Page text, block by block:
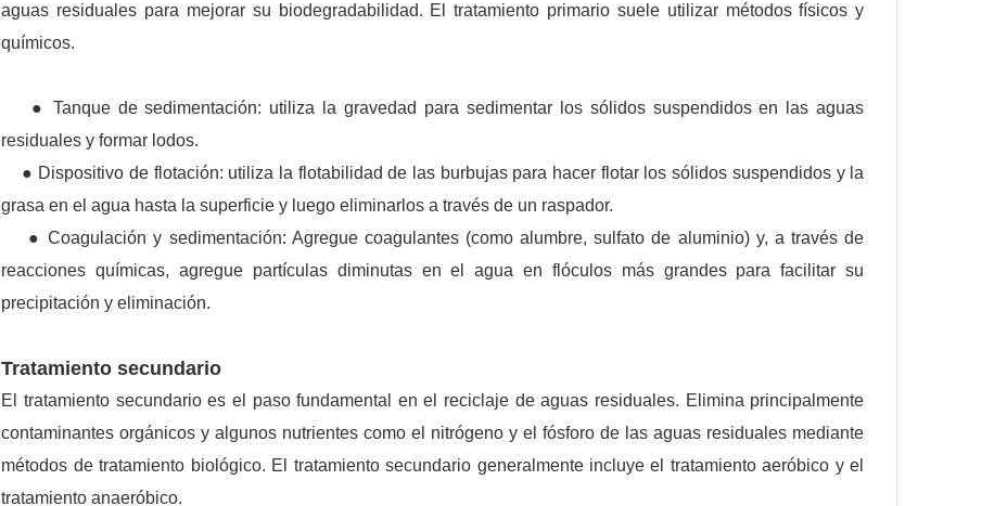
aguas residuales para mejorar su biodegradabilidad. El tratamiento primario suele utilizar métodos físicos y
químicos.
● Tanque de sedimentación: utiliza la gravedad para sedimentar los sólidos suspendidos en las aguas
residuales y formar lodos.
● Dispositivo de flotación: utiliza la flotabilidad de las burbujas para hacer flotar los sólidos suspendidos y la
grasa en el agua hasta la superficie y luego eliminarlos a través de un raspador.
● Coagulación y sedimentación: Agregue coagulantes (como alumbre, sulfato de aluminio) y, a través de
reacciones químicas, agregue partículas diminutas en el agua en flóculos más grandes para facilitar su
precipitación y eliminación.
Tratamiento secundario
El tratamiento secundario es el paso fundamental en el reciclaje de aguas residuales. Elimina principalmente
contaminantes orgánicos y algunos nutrientes como el nitrógeno y el fósforo de las aguas residuales mediante
métodos de tratamiento biológico. El tratamiento secundario generalmente incluye el tratamiento aeróbico y el
tratamiento anaeróbico.